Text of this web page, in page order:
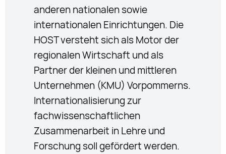
anderen nationalen sowie
internationalen Einrichtungen. Die
HOST versteht sich als Motor der
regionalen Wirtschaft und als
Partner der kleinen und mittleren
Unternehmen (KMU) Vorpommerns.
Internationalisierung zur
fachwissenschaftlichen
Zusammenarbeit in Lehre und
Forschung soll gefördert werden.